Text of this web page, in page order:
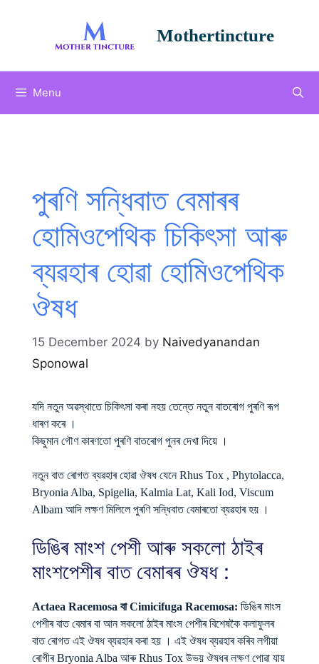
Mothertincture
Menu
পুৰণি সন্ধিবাত বেমাৰৰ
হোমিওপেথিক চিকিৎসা আৰু
ব্যৱহাৰ হোৱা হোমিওপেথিক
ঔষধ
15 December 2024 by Naivedyanandan
Sponowal
যদি নতুন অৱস্থাতে চিকিৎসা কৰা নহয় তেন্তে নতুন বাতৰোগ পুৰণি ৰূপ
ধাৰণ কৰে ।
কিছুমান গৌণ কাৰণতো পুৰণি বাতৰোগ পুনৰ দেখা দিয়ে ।
নতুন বাত ৰোগত ব্যৱহাৰ হোৱা ঔষধ যেনে Rhus Tox , Phytolacca,
Bryonia Alba, Spigelia, Kalmia Lat, Kali Iod, Viscum
Albam আদি লক্ষণ মিলিলে পুৰণি সন্ধিবাত বেমাৰতো ব্যৱহাৰ হয় ।
ডিঙিৰ মাংশ পেশী আৰু সকলো ঠাইৰ
মাংশপেশীৰ বাত বেমাৰৰ ঔষধ :
Actaea Racemosa বা Cimicifuga Racemosa: ডিঙিৰ মাংস
পেশীৰ বাত বেমাৰ বা আন সকলো ঠাইৰ মাংস পেশীৰ বিশেষকৈ কলাফুলৰ
বাত ৰোগত এই ঔষধ ব্যৱহাৰ কৰা হয় । এই ঔষধ ব্যৱহাৰ কৰিব লগীয়া
ৰোগীৰ Bryonia Alba আৰু Rhus Tox উভয় ঔষধৰ লক্ষণ পোৱা যায়